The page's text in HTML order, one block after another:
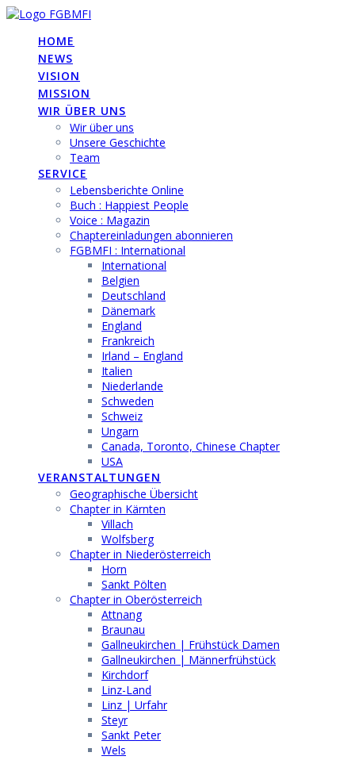
Skip
contentHOME
NEWS
VISION
MISSION
WIR ÜBER UNS
Wir über uns
Unsere Geschichte
Team
SERVICE
Lebensberichte Online
Buch : Happiest People
Voice : Magazin
Chaptereinladungen abonnieren
FGBMFI : International
International
Belgien
Deutschland
Dänemark
England
Frankreich
Irland – England
Italien
Niederlande
Schweden
Schweiz
Ungarn
Canada, Toronto, Chinese Chapter
USA
VERANSTALTUNGEN
Geographische Übersicht
Chapter in Kärnten
Villach
Wolfsberg
Chapter in Niederösterreich
Horn
Sankt Pölten
Chapter in Oberösterreich
Attnang
Braunau
Gallneukirchen | Frühstück Damen
Gallneukirchen | Männerfrühstück
Kirchdorf
Linz-Land
Linz | Urfahr
Steyr
Sankt Peter
Wels